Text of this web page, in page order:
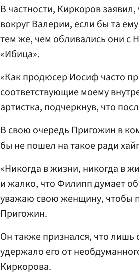
В частности, Киркоров
вокруг Валерии, если бы та
тем же, чем обливались они с
«Ибица».
«Как продюсер Иосиф часто
соответствующие моему
артистка, подчеркнув, что
В свою очередь Пригожин в
бы не пошел на такое ради
«Никогда в жизни, никогда в
и жалко, что Филипп думает
уважаю свою женщину, чтобы
Пригожин.
Он также признался, что лишь
удержало его от
Киркорова.